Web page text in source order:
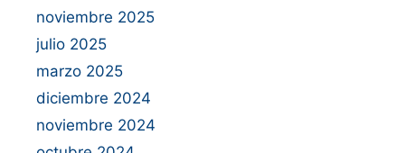
noviembre 2025
julio 2025
marzo 2025
diciembre 2024
noviembre 2024